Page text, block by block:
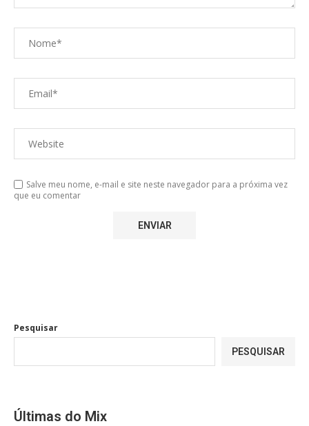
Salve meu nome, e-mail e site neste navegador para a próxima vez
que eu comentar
Pesquisar
PESQUISAR
Últimas do Mix